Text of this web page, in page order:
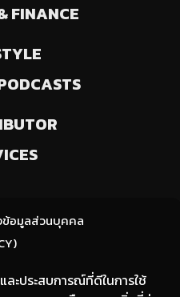
อมูลส่วนบุคคล
ละประสบการณ์ที่ดีในการใช้
FINANCE
บข่าวด้านใด)